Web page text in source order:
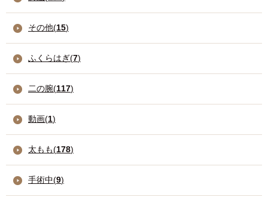
その他(15)
ふくらはぎ(7)
二の腕(117)
動画(1)
太もも(178)
手術中(9)